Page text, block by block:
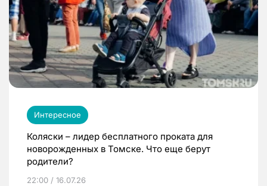
Интересное
Коляски – лидер бесплатного проката для
новорожденных в Томске. Что еще берут
родители?
22:00 / 16.07.26